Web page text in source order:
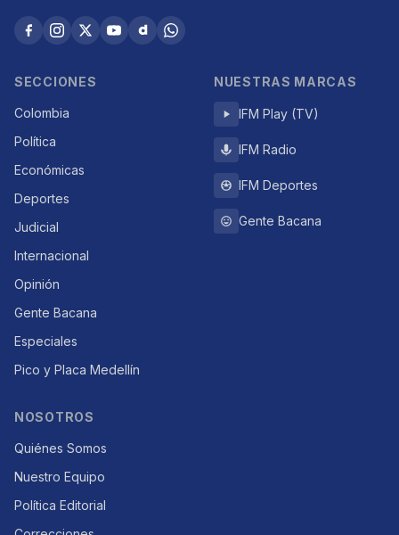
SECCIONES
Colombia
Política
Económicas
Deportes
Judicial
Internacional
Opinión
Gente Bacana
Especiales
Pico y Placa Medellín
NUESTRAS MARCAS
IFM Play (TV)
IFM Radio
IFM Deportes
Gente Bacana
NOSOTROS
Quiénes Somos
Nuestro Equipo
Política Editorial